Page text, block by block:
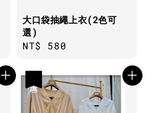
大口袋抽繩上衣(2色可
選)
Regular
NT$ 580